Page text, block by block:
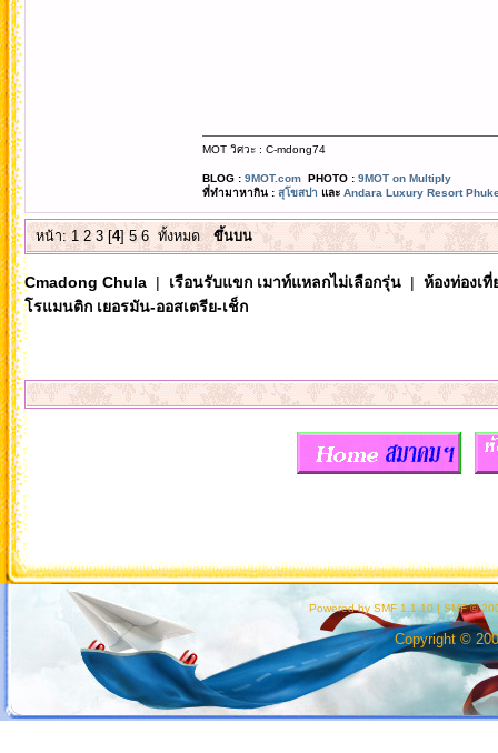
MOT วิศวะ : C-mdong74
BLOG : 9MOT.comPHOTO : 9MOT on Multiply
ที่ทำมาหากิน : สุโขสปา และ Andara Luxury Resort
หน้า:1 2 3[4]5 6 ทั้งหมด ขึ้นบน
Cmadong Chula| เรือนรับแขก เมาท์แหลกไม่เลือกรุ่น| ห้องท่องเ
โรแมนติก เยอรมัน-ออสเตรีย-เช็ก
Powered by SMF 1.1.10 | SMF ©
Copyright ©